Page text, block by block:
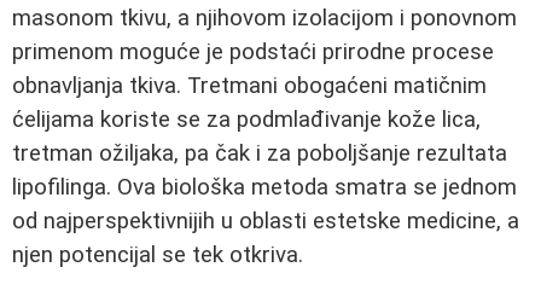
masonom tkivu, a njihovom izolacijom i ponovnom
primenom moguće je podstaći prirodne procese
obnavljanja tkiva. Tretmani obogaćeni matičnim
ćelijama koriste se za podmlađivanje kože lica,
tretman ožiljaka, pa čak i za poboljšanje rezultata
lipofilinga. Ova biološka metoda smatra se jednom
od najperspektivnijih u oblasti estetske medicine, a
njen potencijal se tek otkriva.